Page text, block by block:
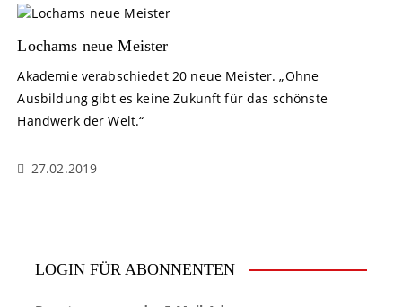
Lochams neue Meister
Akademie verabschiedet 20 neue Meister. „Ohne
Ausbildung gibt es keine Zukunft für das schönste
Handwerk der Welt.“
27.02.2019
LOGIN FÜR ABONNENTEN